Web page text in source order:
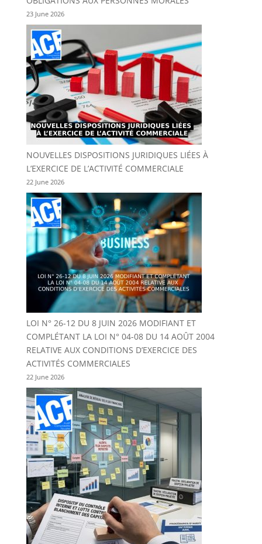
23 June 2026
NOUVELLES DISPOSITIONS JURIDIQUES LIÉES À
L’EXERCICE DE L’ACTIVITÉ COMMERCIALE
22 June 2026
LOI N° 26-12 DU 8 JUIN 2026 MODIFIANT ET
COMPLÉTANT LA LOI N° 04-08 DU 14 AOÛT 2004
RELATIVE AUX CONDITIONS D’EXERCICE DES
ACTIVITÉS COMMERCIALES
22 June 2026